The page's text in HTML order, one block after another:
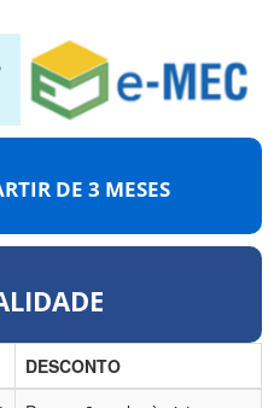
DE 3 MESES
DESCONTO